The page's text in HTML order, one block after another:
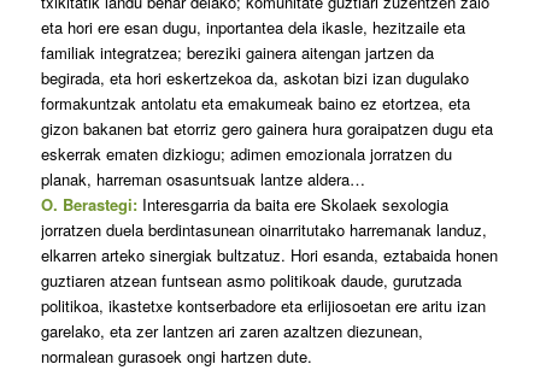
eta hori ere esan dugu, inportantea dela ikasle, hezitzaile eta
familiak integratzea; bereziki gainera aitengan jartzen da
begirada, eta hori eskertzekoa da, askotan bizi izan dugulako
formakuntzak antolatu eta emakumeak baino ez etortzea, eta
gizon bakanen bat etorriz gero gainera hura goraipatzen dugu eta
eskerrak ematen dizkiogu; adimen emozionala jorratzen du
planak, harreman osasuntsuak lantze aldera…
O. Berastegi:Interesgarria da baita ere Skolaek sexologia
jorratzen duela berdintasunean oinarritutako harremanak landuz,
elkarren arteko sinergiak bultzatuz. Hori esanda, eztabaida honen
guztiaren atzean funtsean asmo politikoak daude, gurutzada
politikoa, ikastetxe kontserbadore eta erlijiosoetan ere aritu izan
garelako, eta zer lantzen ari zaren azaltzen diezunean,
normalean gurasoek ongi hartzen dute.